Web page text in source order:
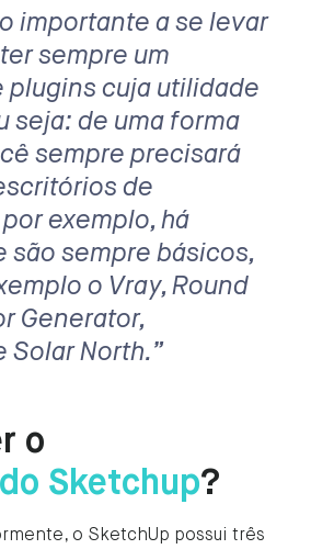
importante a se levar
sempre um
plugins cuja utilidade
seja: de uma forma
sempre precisará
de
exemplo, há
são sempre básicos,
o Vray, Round
Generator,
Solar North.”
o
Sketchup?
o SketchUp possui três